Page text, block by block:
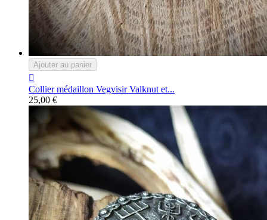
Ajouter au panier

Collier médaillon Vegvisir Valknut et...
25,00 €